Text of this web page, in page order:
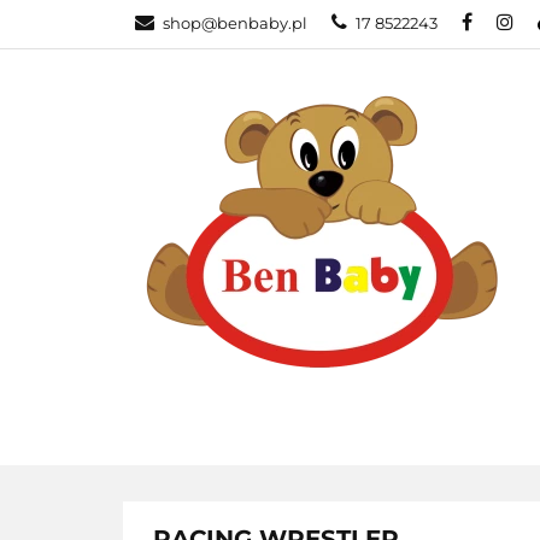
shop@benbaby.pl 17 8522243